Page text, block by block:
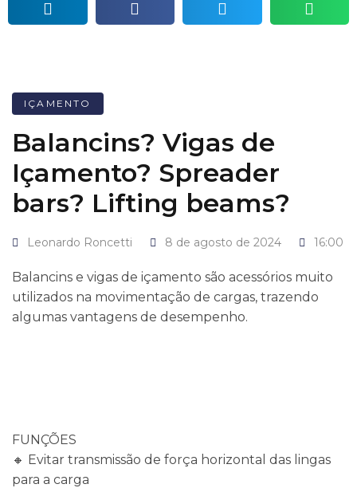
IÇAMENTO
Balancins? Vigas de
Içamento? Spreader
bars? Lifting beams?
Leonardo Roncetti 8 de agosto de 2024 16:00
Balancins e vigas de içamento são acessórios muito
utilizados na movimentação de cargas, trazendo
algumas vantagens de desempenho.
FUNÇÕES
🔸 Evitar transmissão de força horizontal das lingas
para a carga